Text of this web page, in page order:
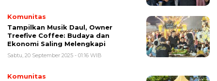
Komunitas
Tampilkan Musik Daul, Owner
Treefive Coffee: Budaya dan
Ekonomi Saling Melengkapi
Sabtu, 20 September 2025 - 01:16 WIB
Komunitas